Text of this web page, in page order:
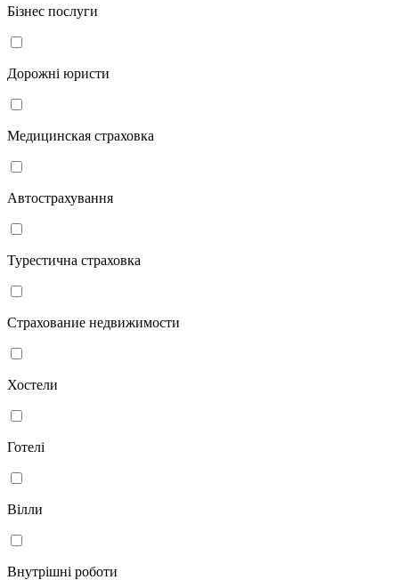
Бізнес послуги
Дорожні юристи
Медицинская страховка
Автострахування
Турестична страховка
Страхование недвижимости
Хостели
Готелі
Вілли
Внутрішні роботи